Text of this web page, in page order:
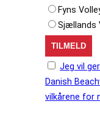
Fyns
Sjællands
Jeg vil
Danish
vilkårene for